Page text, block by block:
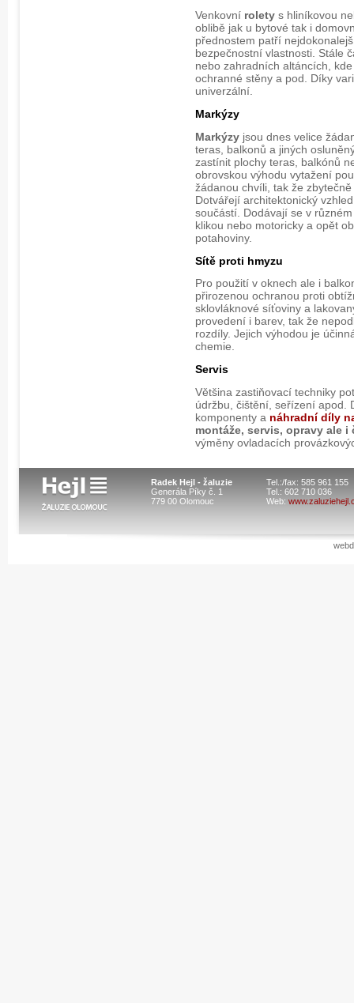
Venkovní rolety s hliníkovou
oblibě jak u bytové tak i
přednostem patří
bezpečnostní vlastnosti. Stále
nebo zahradních altáncích,
ochranné stěny a pod. Díky
univerzální.
Markýzy
Markýzy jsou dnes velice
teras, balkonů a jiných
zastínit plochy teras, balkónů
obrovskou výhodu vytažení
žádanou chvíli, tak že
Dotvářejí architektonický
součástí. Dodávají se v
klikou nebo motoricky a opět
potahoviny.
Sítě proti hmyzu
Pro použití v oknech ale i
přirozenou ochranou proti
sklovláknové síťoviny a
provedení i barev, tak že
rozdíly. Jejich výhodou je
chemie.
Servis
Většina zastiňovací techniky
údržbu, čištění, seřízení apod.
komponenty a náhradní díly
montáže, servis, opravy ale
výměny ovladacích
Radek Hejl - žaluzie
Generála Píky č. 1
779 00 Olomouc
Tel.:/fax: 585 961 155
Tel.: 602 710 036
Web: